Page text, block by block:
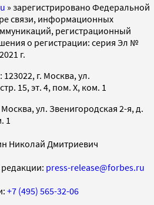
» зарегистрировано Федеральной
связи, информационных
регистрационный
о регистрации: серия Эл №
г.
г. Москва, ул.
15, эт. 4, пом. X, ком. 1
ул. Звенигородская 2-я, д.
1
Николай Дмитриевич
press-release@forbes.ru
+7 (495) 565-32-06